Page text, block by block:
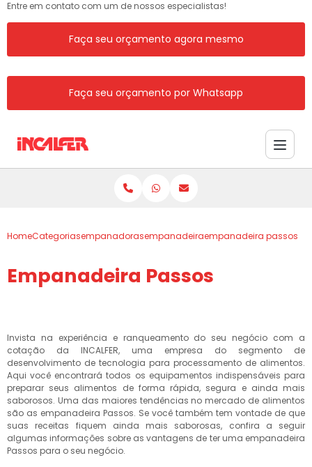
Entre em contato com um de nossos especialistas!
Faça seu orçamento agora mesmo
Faça seu orçamento por Whatsapp
HomeCategoriasempanadorasempanadeiraempanadeira passos
Empanadeira Passos
Invista na experiência e ranqueamento do seu negócio com a
cotação da INCALFER, uma empresa do segmento de
desenvolvimento de tecnologia para processamento de alimentos.
Aqui você encontrará todos os equipamentos indispensáveis para
preparar seus alimentos de forma rápida, segura e ainda mais
saborosos. Uma das maiores tendências no mercado de alimentos
são as empanadeira Passos. Se você também tem vontade de que
suas receitas fiquem ainda mais saborosas, confira a seguir
algumas informações sobre as vantagens de ter uma empanadeira
Passos para o seu negócio.